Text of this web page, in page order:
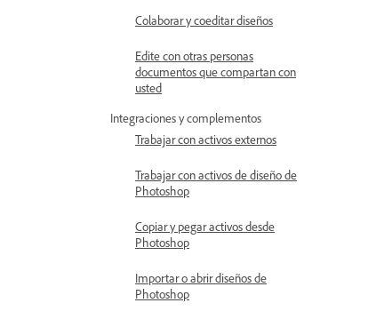
Colaborar y coeditar diseños
Edite con otras personas
documentos que compartan con
usted
Integraciones y complementos
Trabajar con activos externos
Trabajar con activos de diseño de
Photoshop
Copiar y pegar activos desde
Photoshop
Importar o abrir diseños de
Photoshop